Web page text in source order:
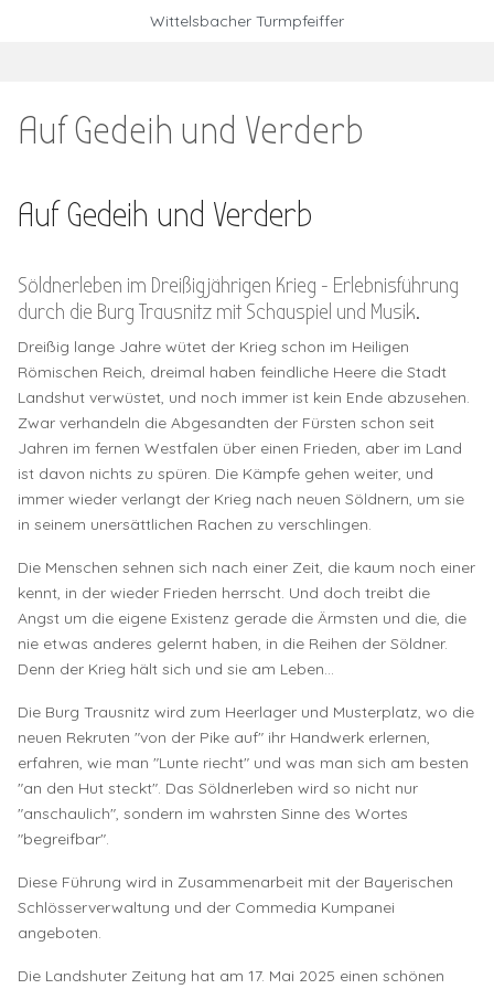
Mobile Menu ToggleWittelsbacher Turmpfeiffer
Auf Gedeih und Verderb
Auf Gedeih und Verderb
Söldnerleben im Dreißigjährigen Krieg - Erlebnisführung
durch die Burg Trausnitz mit Schauspiel und Musik.
Dreißig lange Jahre wütet der Krieg schon im Heiligen
Römischen Reich, dreimal haben feindliche Heere die Stadt
Landshut verwüstet, und noch immer ist kein Ende abzusehen.
Zwar verhandeln die Abgesandten der Fürsten schon seit
Jahren im fernen Westfalen über einen Frieden, aber im Land
ist davon nichts zu spüren. Die Kämpfe gehen weiter, und
immer wieder verlangt der Krieg nach neuen Söldnern, um sie
in seinem unersättlichen Rachen zu verschlingen.
Die Menschen sehnen sich nach einer Zeit, die kaum noch einer
kennt, in der wieder Frieden herrscht. Und doch treibt die
Angst um die eigene Existenz gerade die Ärmsten und die, die
nie etwas anderes gelernt haben, in die Reihen der Söldner.
Denn der Krieg hält sich und sie am Leben...
Die Burg Trausnitz wird zum Heerlager und Musterplatz, wo die
neuen Rekruten "von der Pike auf" ihr Handwerk erlernen,
erfahren, wie man "Lunte riecht" und was man sich am besten
"an den Hut steckt". Das Söldnerleben wird so nicht nur
"anschaulich", sondern im wahrsten Sinne des Wortes
"begreifbar".
Diese Führung wird in Zusammenarbeit mit der Bayerischen
Schlösserverwaltung und der Commedia Kumpanei
angeboten.
Die Landshuter Zeitung hat am 17. Mai 2025 einen schönen